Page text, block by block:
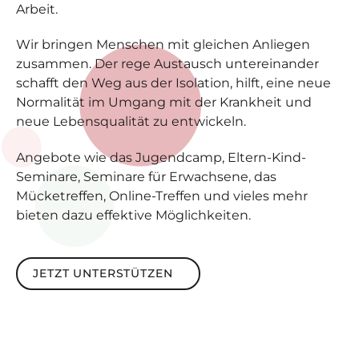
Arbeit.
Wir bringen Menschen mit gleichen Anliegen
zusammen. Der rege Austausch untereinander
schafft den Weg aus der Isolation, hilft, eine neue
Normalität im Umgang mit der Krankheit und
neue Lebensqualität zu entwickeln.
Angebote wie das Jugendcamp, Eltern-Kind-
Seminare, Seminare für Erwachsene, das
Mücketreffen, Online-Treffen und vieles mehr
bieten dazu effektive Möglichkeiten.
Jetzt unterstützen
JETZT UNTERSTÜTZEN